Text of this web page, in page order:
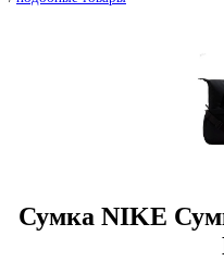
Сумка NIKE